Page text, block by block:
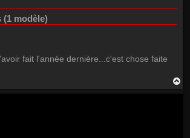
(1 modèle)
fait l'année dernière...c'est chose faite